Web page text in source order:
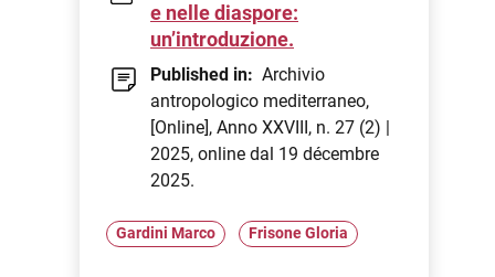
e nelle diaspore:
un’introduzione.
Published in: Archivio
antropologico mediterraneo,
[Online], Anno XXVIII, n. 27 (2) |
2025, online dal 19 décembre
2025.
Gardini Marco Frisone Gloria